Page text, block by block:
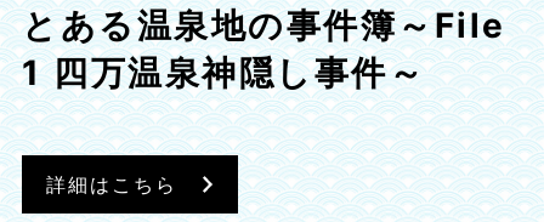
とある温泉地の事件簿～File
1 四万温泉神隠し事件～
詳細はこちら